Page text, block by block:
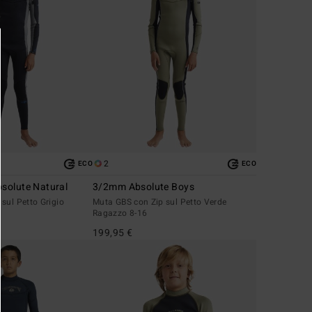
ECO
Natural
sul Petto Grigio
2 ECO
3/2mm Absolute Boys
Muta GBS con Zip sul Petto Verde
Ragazzo 8-16
199,95 €